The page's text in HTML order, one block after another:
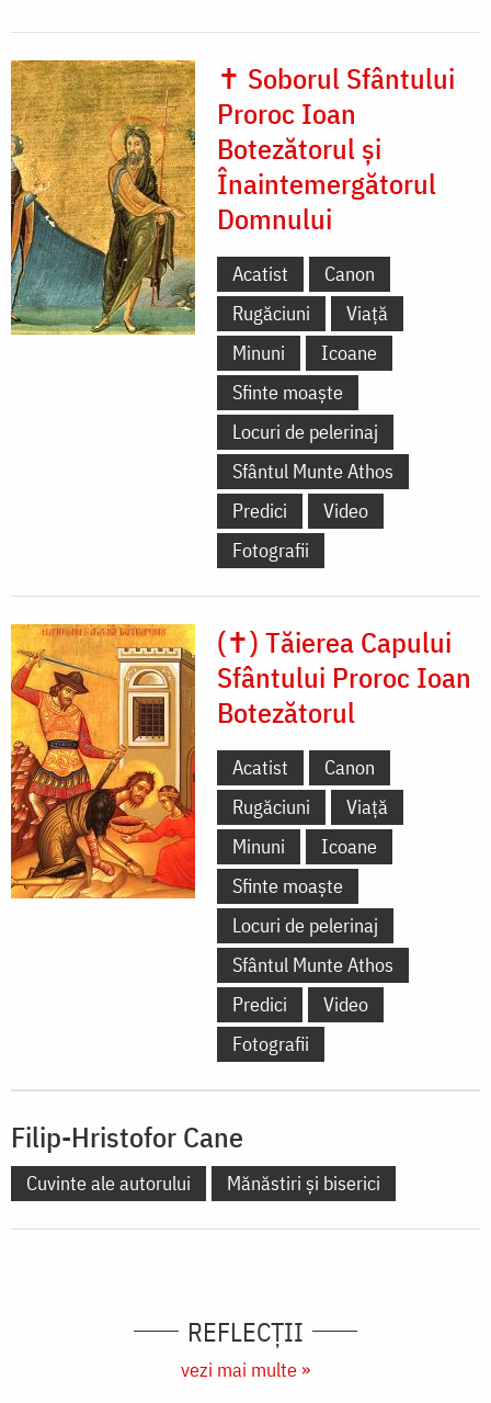
✝ Soborul Sfântului
Proroc Ioan
Botezătorul și
Înaintemergătorul
Domnului
Acatist
Canon
Rugăciuni
Viață
Minuni
Icoane
Sfinte moaște
Locuri de pelerinaj
Sfântul Munte Athos
Predici
Video
Fotografii
(✝) Tăierea Capului
Sfântului Proroc Ioan
Botezătorul
Acatist
Canon
Rugăciuni
Viață
Minuni
Icoane
Sfinte moaște
Locuri de pelerinaj
Sfântul Munte Athos
Predici
Video
Fotografii
Filip-Hristofor Cane
Cuvinte ale autorului Mănăstiri și biserici
REFLECȚII
vezi mai multe »